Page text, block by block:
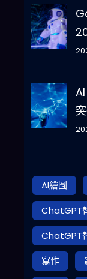
AI繪圖
ChatGPT
ChatGPT
寫作